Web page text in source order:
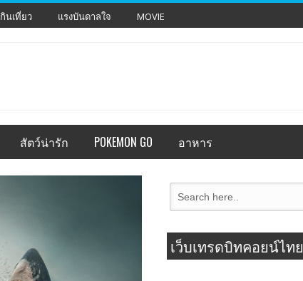
กินเที่ยว แรงบันดาลใจ MOVIE
สัตว์น่ารัก POKEMON GO อาหาร
เว็บเทรดบิทคอยน์ไทย